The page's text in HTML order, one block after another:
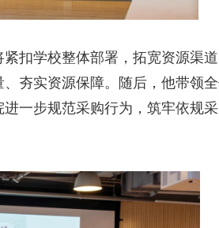
紧扣学校整体部署，拓宽资源渠
夯实资源保障。随后，他带领
进一步规范采购行为，筑牢依规